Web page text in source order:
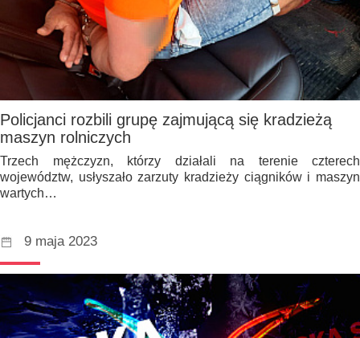
Policjanci rozbili grupę zajmującą się kradzieżą
maszyn rolniczych
Trzech mężczyzn, którzy działali na terenie czterech
województw, usłyszało zarzuty kradzieży ciągników i maszyn
wartych…
9 maja 2023